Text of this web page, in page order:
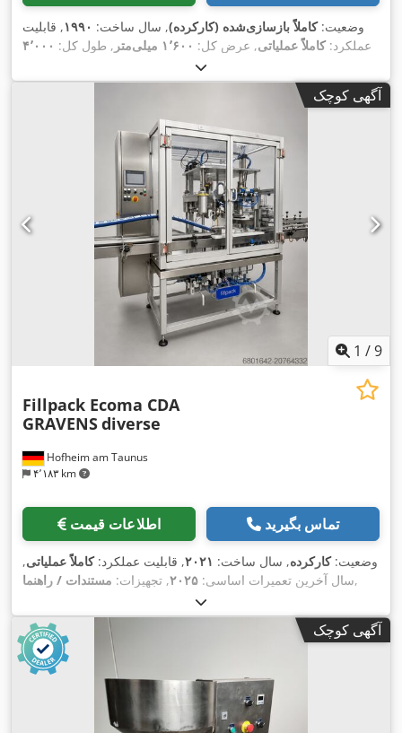
وضعیت:کاملاً بازسازی‌شده (کارکرده), سال ساخت: ۱۹۹۰, قابلیت
عملکرد:کاملاً عملیاتی, عرض کل: ۱٬۶۰۰ میلی‌متر , طول کل: ۴٬۰۰۰
آخرین تعمیرات اساسی:۲۰۲۳ ,
آگهی کوچک
1 /9
Hofheim am Taunus
۴٬۱۸۳ km
Fillpack Ecoma CDA
GRAVENSdiverse
اطلاعات قیمت تماس بگیرید
وضعیت:کارکرده, سال ساخت: ۲۰۲۱, قابلیت عملکرد:کاملاً عملیاتی,
سال آخرین تعمیرات اساسی: ۲۰۲۵, تجهیزات: مستندات / راهنما ,
آگهی کوچک